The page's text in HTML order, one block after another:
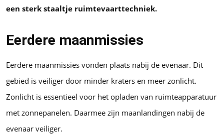
een sterk staaltje ruimtevaarttechniek.
Eerdere maanmissies
Eerdere maanmissies vonden plaats nabij de evenaar. Dit
gebied is veiliger door minder kraters en meer zonlicht.
Zonlicht is essentieel voor het opladen van ruimteapparatuur
met zonnepanelen. Daarmee zijn maanlandingen nabij de
evenaar veiliger.